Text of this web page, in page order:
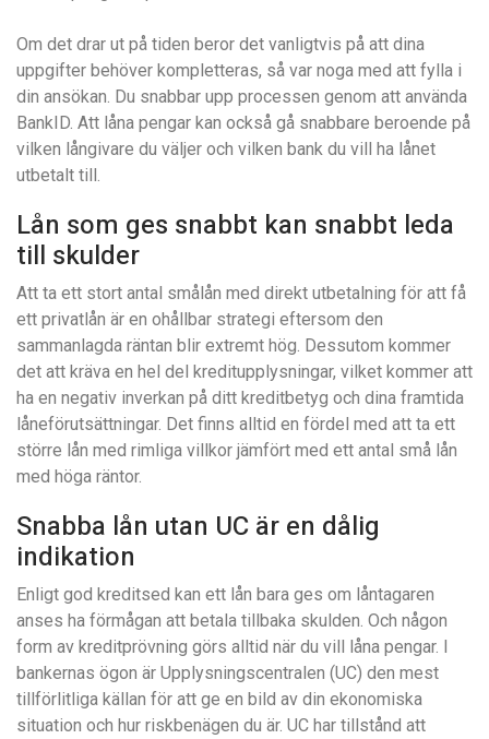
Om det drar ut på tiden beror det vanligtvis på att dina
uppgifter behöver kompletteras, så var noga med att fylla i
din ansökan. Du snabbar upp processen genom att använda
BankID. Att låna pengar kan också gå snabbare beroende på
vilken långivare du väljer och vilken bank du vill ha lånet
utbetalt till.
Lån som ges snabbt kan snabbt leda
till skulder
Att ta ett stort antal smålån med direkt utbetalning för att få
ett privatlån är en ohållbar strategi eftersom den
sammanlagda räntan blir extremt hög. Dessutom kommer
det att kräva en hel del kreditupplysningar, vilket kommer att
ha en negativ inverkan på ditt kreditbetyg och dina framtida
låneförutsättningar. Det finns alltid en fördel med att ta ett
större lån med rimliga villkor jämfört med ett antal små lån
med höga räntor.
Snabba lån utan UC är en dålig
indikation
Enligt god kreditsed kan ett lån bara ges om låntagaren
anses ha förmågan att betala tillbaka skulden. Och någon
form av kreditprövning görs alltid när du vill låna pengar. I
bankernas ögon är Upplysningscentralen (UC) den mest
tillförlitliga källan för att ge en bild av din ekonomiska
situation och hur riskbenägen du är. UC har tillstånd att